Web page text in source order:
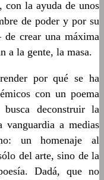
con la ayuda de unos
de poder y por su
crear una máxima
a la gente, la masa.
por qué se ha
con un poema
deconstruir la
vanguardia a medias
un homenaje al
del arte, sino de la
Dadá, que no